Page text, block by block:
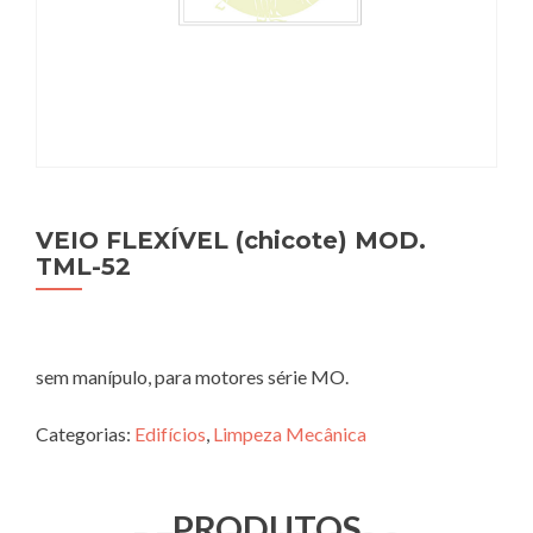
VEIO FLEXÍVEL (chicote) MOD.
TML-52
sem manípulo, para motores série MO.
Categorias: Edifícios, Limpeza Mecânica